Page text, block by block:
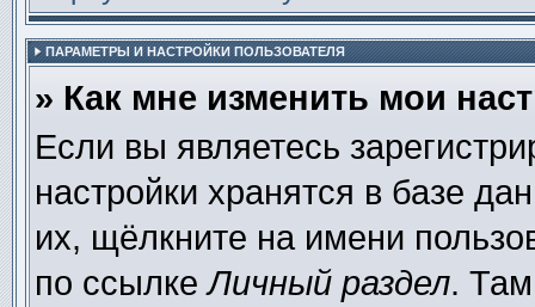
ПАРАМЕТРЫ И НАСТРОЙКИ ПОЛЬЗОВАТЕЛЯ
» Как мне изменить мои
Если вы являетесь
настройки хранятся в базе
их, щёлкните на имени
по ссылкеЛичный раздел.